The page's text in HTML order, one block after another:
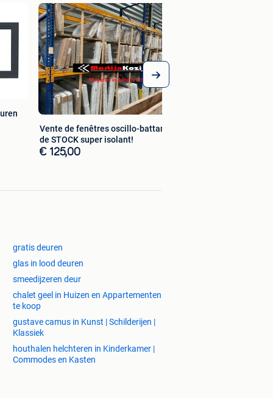
Vente de fenêtres oscillo-battantes
de STOCK super isolant!
€ 125,00
gratis deuren
glas in lood deuren
smeedijzeren deur
chalet geel in Huizen en Appartementen
te koop
gustave camus in Kunst | Schilderijen |
Klassiek
houthalen helchteren in Kinderkamer |
Commodes en Kasten